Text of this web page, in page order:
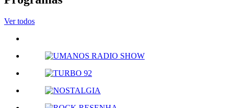
Ver todos